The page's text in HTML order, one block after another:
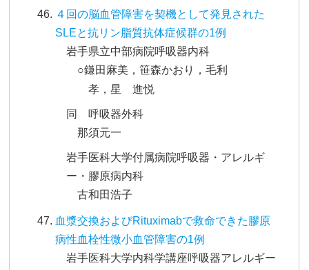
４回の脳血管障害を契機として発見された
SLEと抗リン脂質抗体症候群の1例
岩手県立中部病院呼吸器内科
○鎌田麻美，笹森かおり，毛利
孝，星 進悦
同 呼吸器外科
那須元一
岩手医科大学付属病院呼吸器・アレルギ
ー・膠原病内科
古和田浩子
血漿交換およびRituximabで救命できた膠原
病性血栓性微小血管障害の1例
岩手医科大学内科学講座呼吸器アレルギー